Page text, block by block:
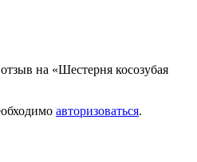
на «Шестерня косозубая
авторизоваться.